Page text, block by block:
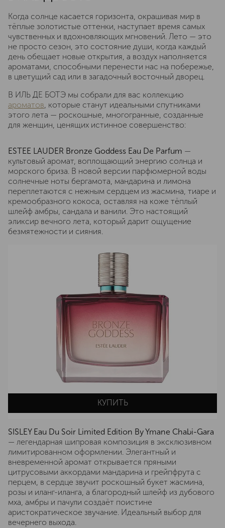
Когда солнце касается горизонта, окрашивая мир в
тёплые золотистые оттенки, наступает время самых
чувственных и вдохновляющих мгновений. Лето — это
не просто сезон, это состояние души, когда каждый
день обещает новые открытия, а воздух наполняется
ароматами, способными перенести нас на побережье,
в цветущий сад или в загадочный восточный дворец.
В ИЛЬ ДЕ БОТЭ мы собрали для вас коллекцию
ароматов, которые станут идеальными спутниками
этого лета — роскошные, многогранные, созданные
для женщин, ценящих истинное совершенство:
КУПИТЬ
ESTEE LAUDER Bronze Goddess Eau De Parfum —
культовый аромат, воплощающий энергию солнца и
морского бриза. В новой версии парфюмерной воды
солнечные ноты бергамота, мандарина и лимона
переплетаются с нежным сердцем из жасмина, тиаре и
кремообразного кокоса, оставляя на коже тёплый
шлейф амбры, сандала и ванили. Это настоящий
эликсир вечного лета, который дарит ощущение
безмятежности и сияния.
SISLEY Eau Du Soir Limited Edition By Ymane Chabi-Gara
— легендарная шипровая композиция в эксклюзивном
лимитированном оформлении. Элегантный и
вневременной аромат открывается пряными
цитрусовыми аккордами мандарина и грейпфрута с
перцем, в сердце звучит роскошный букет жасмина,
розы и иланг-иланга, а благородный шлейф из дубового
мха, амбры и пачули создаёт поистине
аристократическое звучание. Идеальный выбор для
вечернего выхода.